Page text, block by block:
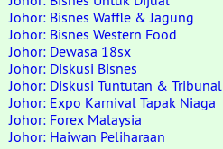
Johor: Bisnes Waffle & Jagung
Johor: Bisnes Western Food
Johor: Dewasa 18sx
Johor: Diskusi Bisnes
Johor: Diskusi Tuntutan & Tribunal
Johor: Expo Karnival Tapak Niaga
Johor: Forex Malaysia
Johor: Haiwan Peliharaan